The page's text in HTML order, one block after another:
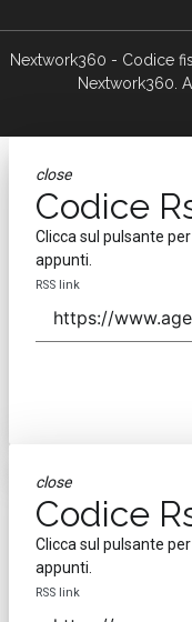
Nextwork360 - Codice
Nextwork360.
close
Codice
Clicca sul pulsante
appunti.
RSS link
close
Codice
Clicca sul pulsante
appunti.
RSS link